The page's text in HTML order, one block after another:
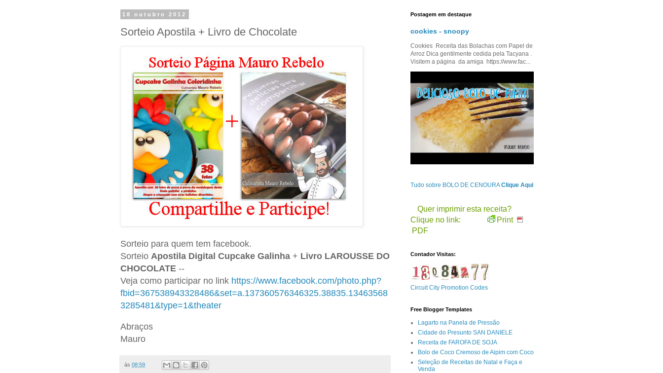
18 outubro 2012
Sorteio Apostila + Livro de Chocolate
Sorteio para quem tem facebook.
Sorteio Apostila Digital Cupcake Galinha + Livro LAROUSSE DO
CHOCOLATE --
Veja como participar no link https://www.facebook.com/photo.php?
fbid=367538943328486&set=a.137360576346325.38835.13463568
3285481&type=1&theater
Abraços
Mauro
às 08:59
Postagem em destaque
cookies - snoopy
Cookies Receita das Bolachas com Papel de
Arroz Dica gentilmente cedida pela Tacyana .
Visitem a página da amiga https://www.fac...
Tudo sobre BOLO DE CENOURAClique Aqui
Quer imprimir esta receita?
Clique no link:
Print
PDF
Contador Visitas:
Circuit City Promotion Codes
Free Blogger Templates
Lagarto na Panela de Pressão
Cidade do Presunto SAN DANIELE
Receita de FAROFA DE SOJA
Bolo de Coco Cremoso de Aipim com Coco
Seleção de Receitas de Natal e Faça e
Venda